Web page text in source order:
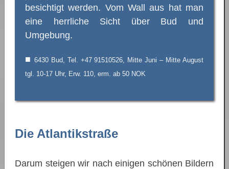
besichtigt werden. Vom Wall aus hat man
eine herrliche Sicht über Bud und
Umgebung.
■ 6430 Bud, Tel. +47 91510526, Mitte Juni – Mitte August
tgl. 10-17 Uhr, Erw. 110, erm. ab 50 NOK
Die Atlantikstraße
Darum steigen wir nach einigen schönen Bildern